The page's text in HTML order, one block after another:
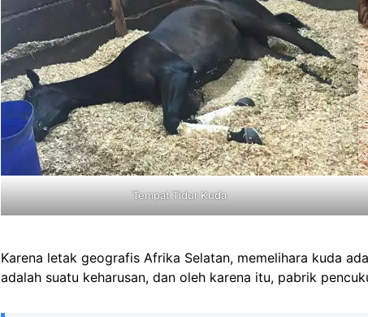
Tempat Tidur Kuda
Karena letak geografis Afrika Selatan, memelihara kuda
adalah suatu keharusan, dan oleh karena itu, pabrik